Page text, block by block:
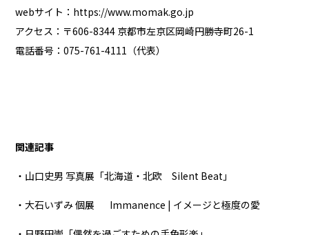
webサイト： https://www.momak.go.jp
アクセス：〒606-8344 京都市左京区岡崎円勝寺町26-1
電話番号：075-761-4111（代表）
関連記事
・山口史男 写真展「北海道・北欧 Silent Beat」
・大石いずみ 個展 Immanence | イメージと極度の愛